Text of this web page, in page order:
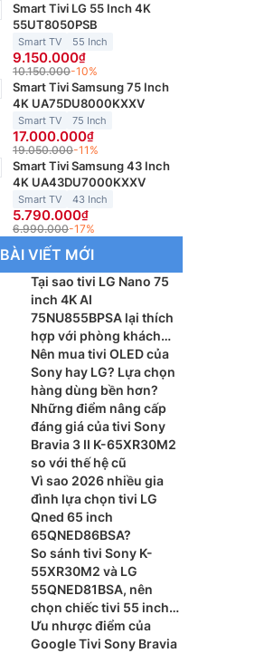
Smart Tivi LG 55 Inch 4K
55UT8050PSB
Smart TV 55 Inch
9.150.000
10.150.000-10%
Smart Tivi Samsung 75 Inch
4K UA75DU8000KXXV
Smart TV 75 Inch
17.000.000
19.050.000-11%
Smart Tivi Samsung 43 Inch
4K UA43DU7000KXXV
Smart TV 43 Inch
5.790.000
6.990.000-17%
BÀI VIẾT MỚI
Tại sao tivi LG Nano 75
inch 4K AI
75NU855BPSA lại thích
hợp với phòng khách
lớn?
Nên mua tivi OLED của
Sony hay LG? Lựa chọn
hàng dùng bền hơn?
Những điểm nâng cấp
đáng giá của tivi Sony
Bravia 3 II K-65XR30M2
so với thế hệ cũ
Vì sao 2026 nhiều gia
đình lựa chọn tivi LG
Qned 65 inch
65QNED86BSA?
So sánh tivi Sony K-
55XR30M2 và LG
55QNED81BSA, nên
chọn chiếc tivi 55 inch
nào?
Ưu nhược điểm của
Google Tivi Sony Bravia